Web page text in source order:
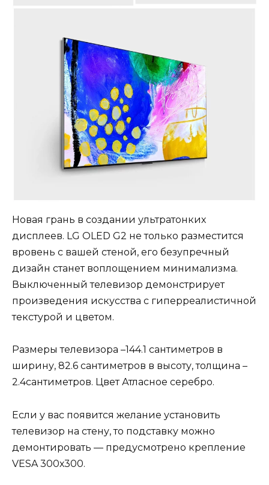
Новая грань в создании ультратонких
дисплеев. LG OLED G2 не только разместится
вровень с вашей стеной, его безупречный
дизайн станет воплощением минимализма.
Выключенный телевизор демонстрирует
произведения искусства с гиперреалистичной
текстурой и цветом.
Размеры телевизора –144.1 сантиметров в
ширину, 82.6 сантиметров в высоту, толщина –
2.4сантиметров. Цвет Атласное серебро.
Если у вас появится желание установить
телевизор на стену, то подставку можно
демонтировать — предусмотрено крепление
VESA 300х300.